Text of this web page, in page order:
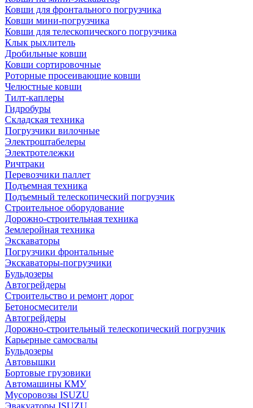
Ковши для фронтального погрузчика
Ковши мини-погрузчика
Ковши для телескопического погрузчика
Клык рыхлитель
Дробильные ковши
Ковши сортировочные
Роторные просеивающие ковши
Челюстные ковши
Тилт-каплеры
Гидробуры
Складская техника
Погрузчики вилочные
Электроштабелеры
Электротележки
Ричтраки
Перевозчики паллет
Подъемная техника
Подъемный телескопический погрузчик
Строительное оборудование
Дорожно-строительная техника
Землеройная техника
Экскаваторы
Погрузчики фронтальные
Экскаваторы-погрузчики
Бульдозеры
Автогрейдеры
Строительство и ремонт дорог
Бетоносмесители
Автогрейдеры
Дорожно-строительный телескопический погрузчик
Карьерные самосвалы
Бульдозеры
Автовышки
Бортовые грузовики
Автомашины КМУ
Мусоровозы ISUZU
Эвакуаторы ISUZU